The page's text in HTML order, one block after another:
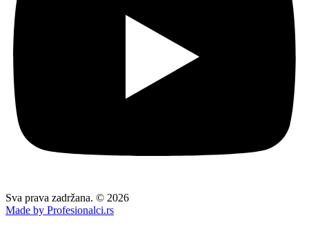
Sva prava zadržana. © 2026
Made by Profesionalci.rs